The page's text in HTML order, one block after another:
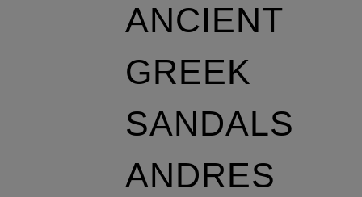
ANCIENT
GREEK
SANDALS
ANDRES